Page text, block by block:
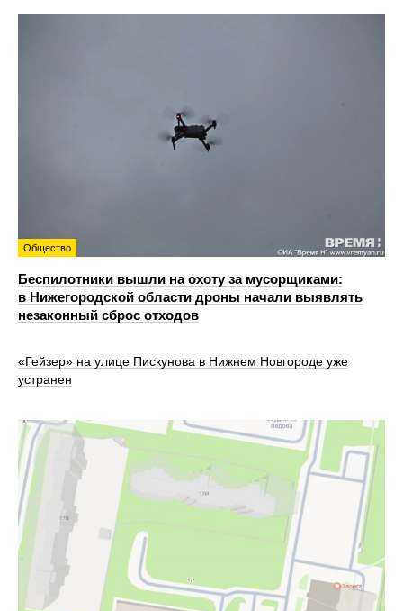
Общество
Беспилотники вышли на охоту за мусорщиками:
в Нижегородской области дроны начали выявлять
незаконный сброс отходов
«Гейзер» на улице Пискунова в Нижнем Новгороде уже
устранен